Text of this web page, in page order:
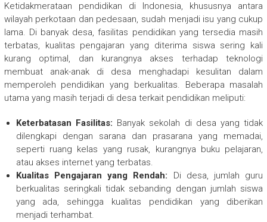
Ketidakmerataan pendidikan di Indonesia, khususnya antara
wilayah perkotaan dan pedesaan, sudah menjadi isu yang cukup
lama. Di banyak desa, fasilitas pendidikan yang tersedia masih
terbatas, kualitas pengajaran yang diterima siswa sering kali
kurang optimal, dan kurangnya akses terhadap teknologi
membuat anak-anak di desa menghadapi kesulitan dalam
memperoleh pendidikan yang berkualitas. Beberapa masalah
utama yang masih terjadi di desa terkait pendidikan meliputi:
Keterbatasan Fasilitas: Banyak sekolah di desa yang tidak
dilengkapi dengan sarana dan prasarana yang memadai,
seperti ruang kelas yang rusak, kurangnya buku pelajaran,
atau akses internet yang terbatas.
Kualitas Pengajaran yang Rendah: Di desa, jumlah guru
berkualitas seringkali tidak sebanding dengan jumlah siswa
yang ada, sehingga kualitas pendidikan yang diberikan
menjadi terhambat.